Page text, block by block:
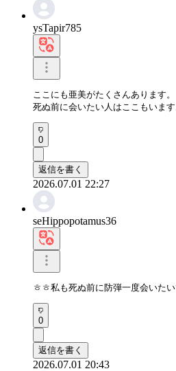
ysTapir785
ここにも亜美がたくさんあります。
死ぬ前に会いたい人はここもいます
0
返信を書く
2026.07.01 22:27
seHippopotamus36
ㅎㅎ私も死ぬ前に防弾一度会いた
0
返信を書く
2026.07.01 20:43